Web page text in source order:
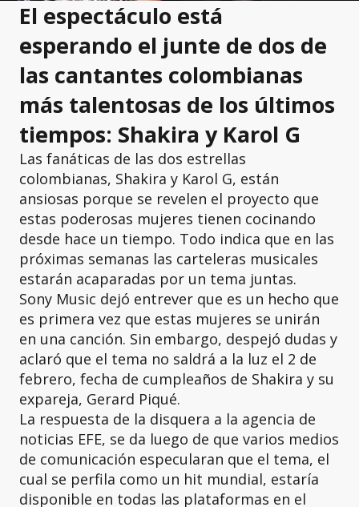
El espectáculo está
esperando el junte de dos de
las cantantes colombianas
más talentosas de los últimos
tiempos: Shakira y Karol G
Las fanáticas de las dos estrellas
colombianas, Shakira y Karol G, están
ansiosas porque se revelen el proyecto que
estas poderosas mujeres tienen cocinando
desde hace un tiempo. Todo indica que en las
próximas semanas las carteleras musicales
estarán acaparadas por un tema juntas.
Sony Music dejó entrever que es un hecho que
es primera vez que estas mujeres se unirán
en una canción. Sin embargo, despejó dudas y
aclaró que el tema no saldrá a la luz el 2 de
febrero, fecha de cumpleaños de Shakira y su
expareja, Gerard Piqué.
La respuesta de la disquera a la agencia de
noticias EFE, se da luego de que varios medios
de comunicación especularan que el tema, el
cual se perfila como un hit mundial, estaría
disponible en todas las plataformas en el